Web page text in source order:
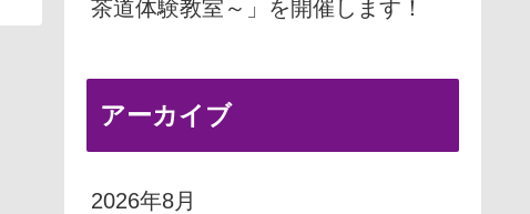
茶道体験教室～」を開催します！
アーカイブ
2026年8月